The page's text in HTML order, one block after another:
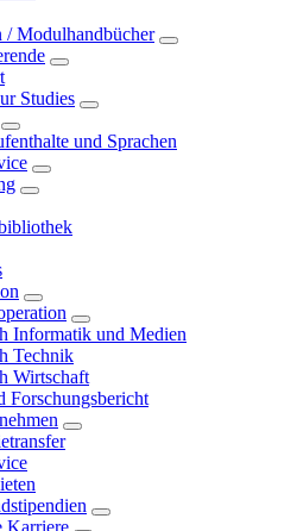
/ Modulhandbücher
Studies
und Sprachen
Informatik und Medien
Technik
Wirtschaft
Forschungsbericht
Karriere